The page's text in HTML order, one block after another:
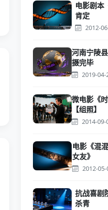
电影剧本
肯定
2012-
河南宁陵
摄完毕
2019-04-
微电影《
【组照】
2014-09-
电影《混
女友》
2012-
抗战喜剧
杀青